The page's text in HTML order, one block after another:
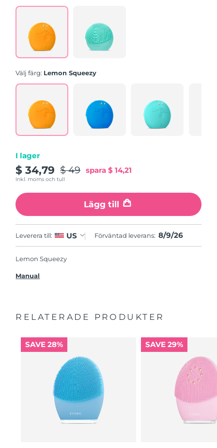
Reviews.
samma
sida.
Välj färg: Lemon Squeezy
I lager
$ 34,79 $ 49 spara$ 14,21
Inkl. moms och tull
Lägg till
Leverera till: US Förväntad leverans: 8/9/26
Lemon Squeezy
Manual
RELATERADE PRODUKTER
SAVE 28% SAVE 29%